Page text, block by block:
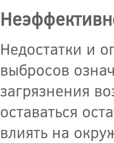
Недостатки и
выбросов
загрязнения
оставаться
влиять на